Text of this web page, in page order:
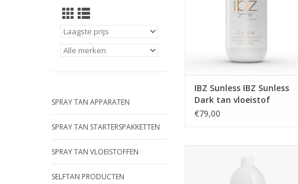
SPRAY TAN APPARATEN
SPRAY TAN STARTERSPAKKETTEN
SPRAY TAN VLOEISTOFFEN
SELFTAN PRODUCTEN
TOEVOEGEN AAN WINKELWAGEN
IBZ Sunless IBZ Sunless
Dark tan vloeistof
€79,00
Arganolie en hydraterende